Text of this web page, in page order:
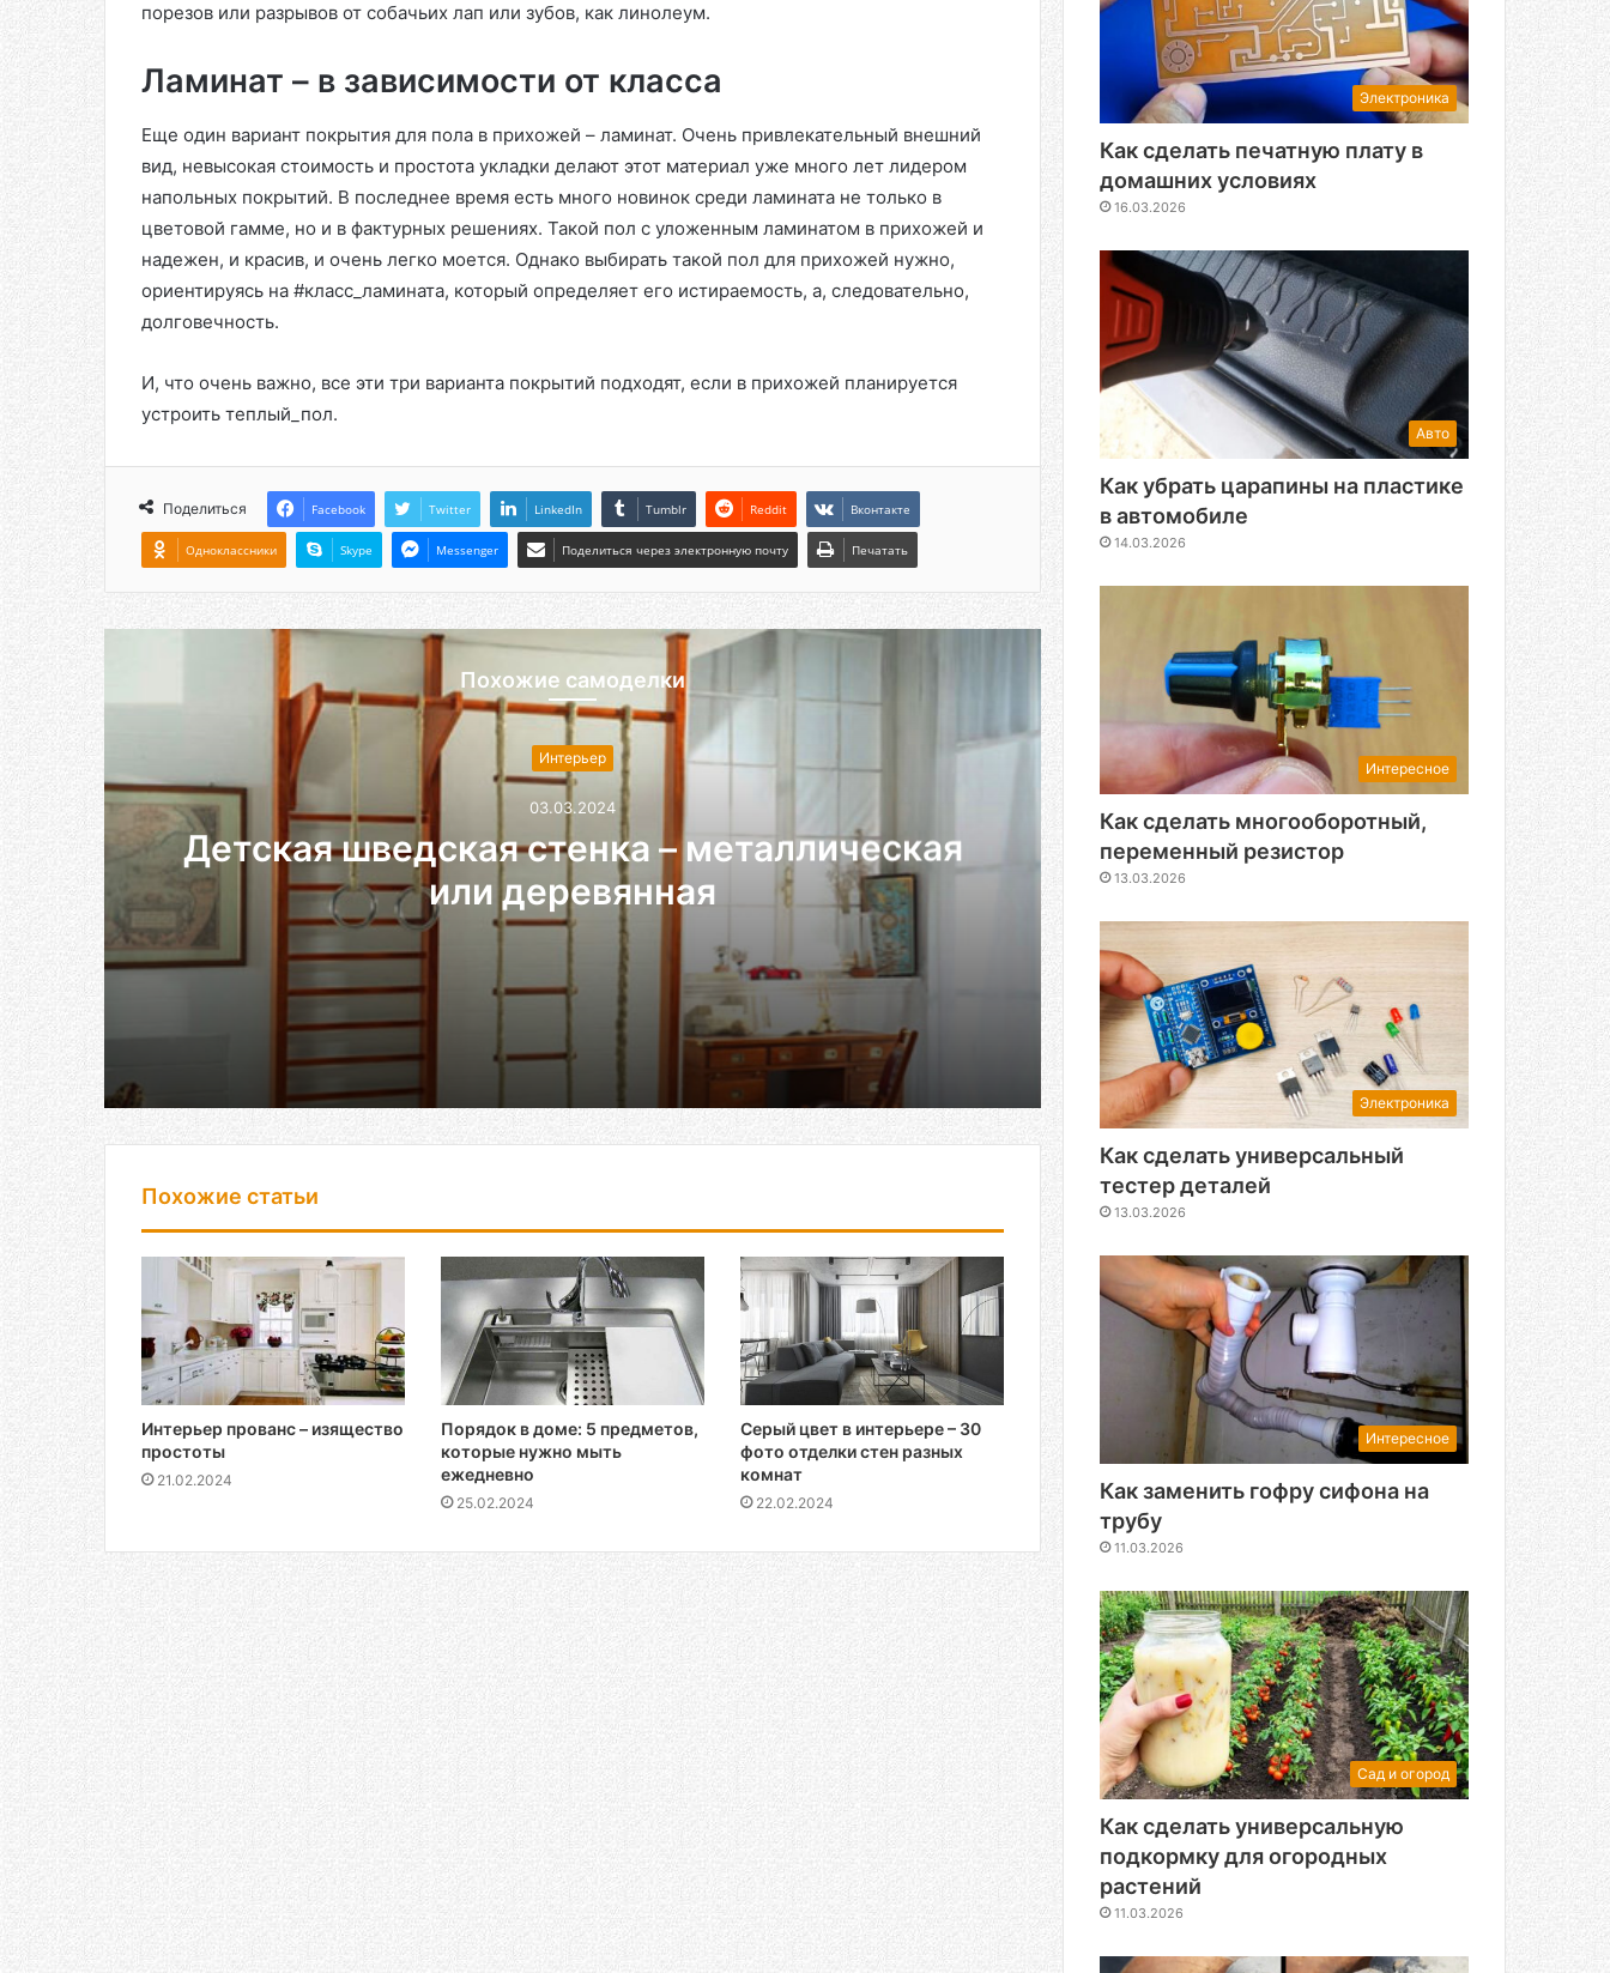
порезов или разрывов от собачьих лап или зубов, как линолеум.
Ламинат – в зависимости от класса
Еще один вариант покрытия для пола в прихожей – ламинат. Очень привлекательный внешний
вид, невысокая стоимость и простота укладки делают этот материал уже много лет лидером
напольных покрытий. В последнее время есть много новинок среди ламината не только в
цветовой гамме, но и в фактурных решениях. Такой пол с уложенным ламинатом в прихожей и
надежен, и красив, и очень легко моется. Однако выбирать такой пол для прихожей нужно,
ориентируясь на #класс_ламината, который определяет его истираемость, а, следовательно,
долговечность.
И, что очень важно, все эти три варианта покрытий подходят, если в прихожей планируется
устроить теплый_пол.
Поделиться Facebook Twitter LinkedIn Tumblr Reddit Вконтакте
Одноклассники Skype Messenger Поделиться через электронную почту Печатать
Похожие самоделки
Интерьер
03.03.2024
Детская шведская стенка – металлическая
или деревянная
Детская шведская стенка – металлическая или деревянная
Полка Инь-Ян – восточная оригинальность
03.03.2024
Как сделать шкаф из пластиковых ящиков
02.03.2024
Как визуально увеличить комнату
01.03.2024
Неприхотливые комнатные растения для коридора
Кашпо для цветов своими руками Мастер класс
29.02.2024
Светильник своими руками – светящийся ананас из пластиковых бутылок
29.02.2024
Похожие статьи
Интерьер прованс – изящество
простоты
21.02.2024
Порядок в доме: 5 предметов,
которые нужно мыть
ежедневно
25.02.2024
Серый цвет в интерьере – 30
фото отделки стен разных
комнат
22.02.2024
Электроника
Как сделать печатную плату в
домашних условиях
16.03.2026
Авто
Как убрать царапины на пластике
в автомобиле
14.03.2026
Интересное
Как сделать многооборотный,
переменный резистор
13.03.2026
Электроника
Как сделать универсальный
тестер деталей
13.03.2026
Интересное
Как заменить гофру сифона на
трубу
11.03.2026
Сад и огород
Как сделать универсальную
подкормку для огородных
растений
11.03.2026